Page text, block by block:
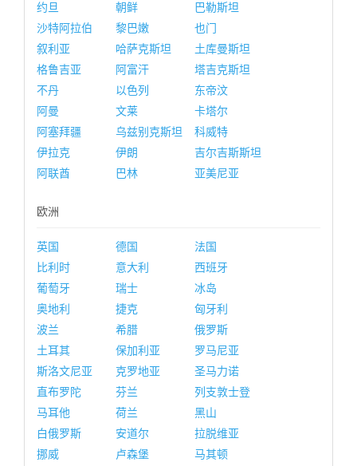
约旦
朝鲜
巴勒斯坦
沙特阿拉伯
黎巴嫩
也门
叙利亚
哈萨克斯坦
土库曼斯坦
格鲁吉亚
阿富汗
塔吉克斯坦
不丹
以色列
东帝汶
阿曼
文莱
卡塔尔
阿塞拜疆
乌兹别克斯坦
科威特
伊拉克
伊朗
吉尔吉斯斯坦
阿联酋
巴林 亚美尼亚
欧洲
英国 德国
法国
比利时
意大利
西班牙
葡萄牙
瑞士
冰岛
奥地利
捷克
匈牙利
波兰
希腊
俄罗斯
土耳其
保加利亚
罗马尼亚
斯洛文尼亚
克罗地亚
圣马力诺
直布罗陀
芬兰
列支敦士登
马耳他
荷兰
黑山
白俄罗斯
安道尔
拉脱维亚
挪威
卢森堡
马其顿